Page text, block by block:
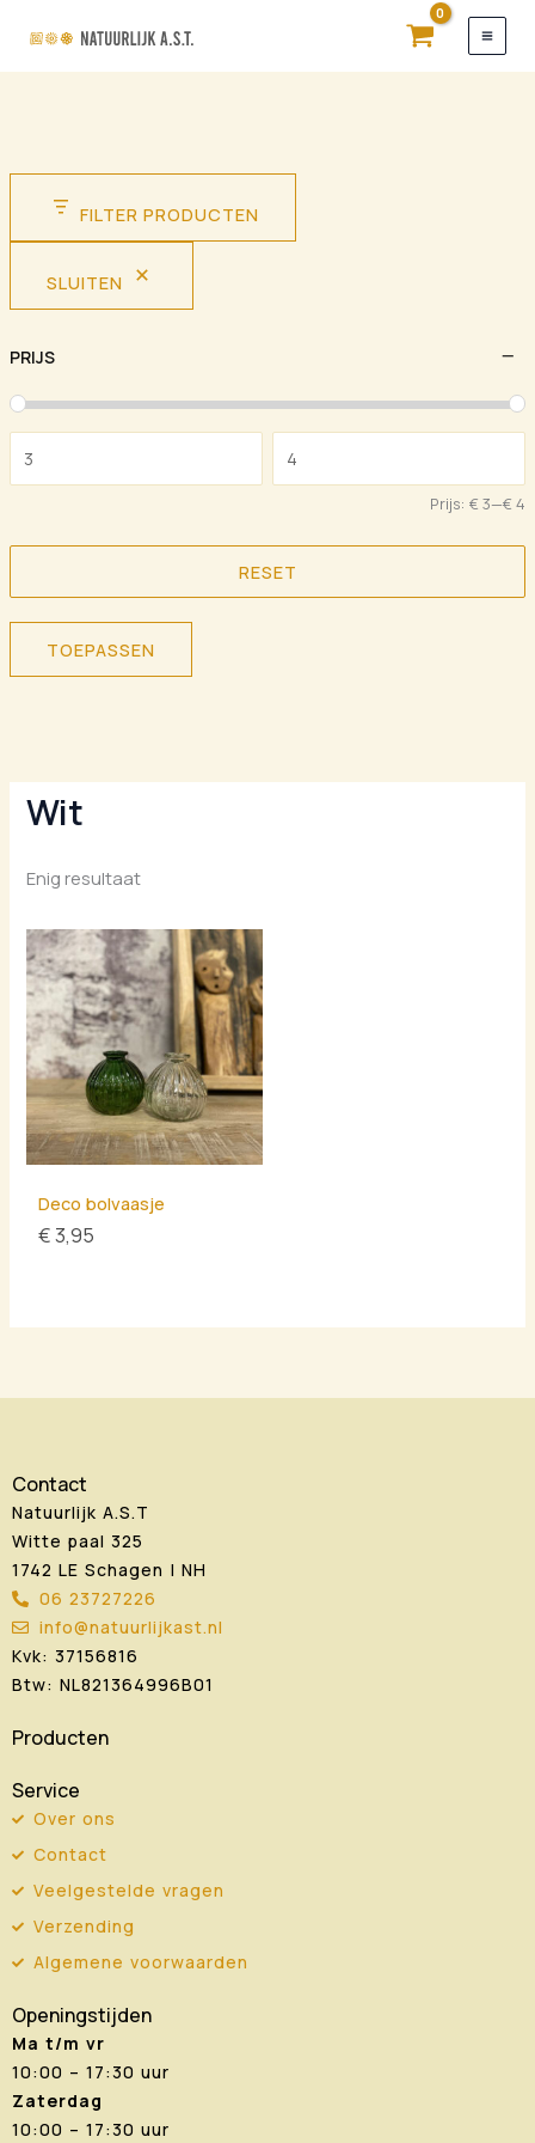
naar
FILTER PRODUCTEN
SLUITEN
PRIJS
Prijs: € 3—€ 4
RESET
TOEPASSEN
Wit
Enig resultaat
Deco bolvaasje
€3,95
Contact
Natuurlijk A.S.T
Witte paal 325
1742 LE Schagen | NH
06 23727226
info@natuurlijkast.nl
Kvk: 37156816
Btw: NL821364996B01
Producten
Service
Over ons
Contact
Veelgestelde vragen
Verzending
Algemene voorwaarden
Openingstijden
Ma t/m vr
10:00 – 17:30 uur
Zaterdag
10:00 – 17:30 uur